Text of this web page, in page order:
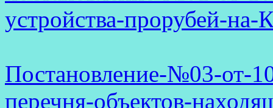
устройства-прорубей-на-
Постановление-№03-от-
перечня-объектов-